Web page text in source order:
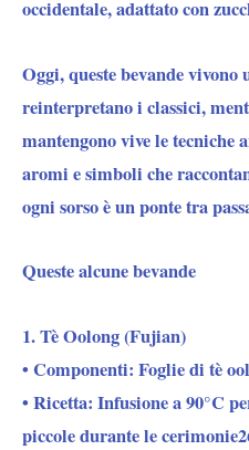
occidentale, adattato con
Oggi, queste bevande
reinterpretano i classici,
mantengono vive le tecniche
aromi e simboli che
ogni sorso è un ponte tra
Queste alcune bevande
1. Tè Oolong (Fujian)
• Componenti: Foglie di tè
• Ricetta: Infusione a 90°C
piccole durante le